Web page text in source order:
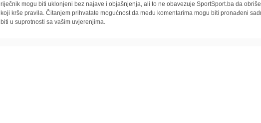
riječnik mogu biti uklonjeni bez najave i objašnjenja, ali to ne obavezuje SportSport.ba da
koji krše pravila. Čitanjem prihvatate mogućnost da među komentarima mogu biti pronađeni
biti u suprotnosti sa vašim uvjerenjima.